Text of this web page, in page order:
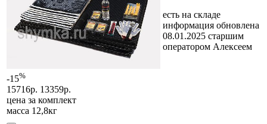
-15%
15716р. 13359р.
цена за комплект
масса 12,8кг
есть на складе
информация обновлена
08.01.2025 старшим
оператором Алексеем